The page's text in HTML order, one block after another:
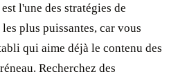
l'une des stratégies de
plus puissantes, car vous
qui aime déjà le contenu des
Recherchez des